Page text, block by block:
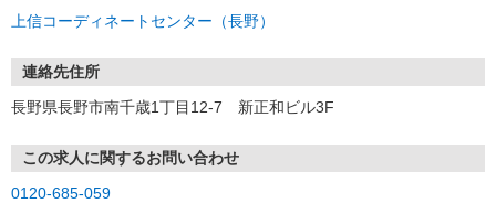
上信コーディネートセンター（長野）
連絡先住所
長野県長野市南千歳1丁目12-7 新正和ビル3F
この求人に関するお問い合わせ
0120-685-059